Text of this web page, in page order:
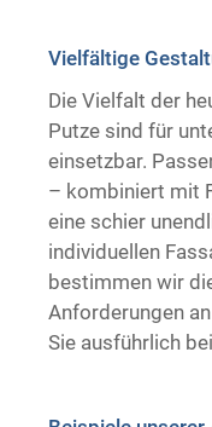
Vielfältige
Die Vielfalt der
Putze sind für
einsetzbar.
– kombiniert mit
eine schier
individuellen
bestimmen wir
Anforderungen
Sie ausführlich